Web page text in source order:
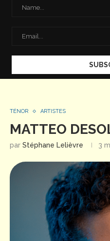
TÉNOR ARTISTES
MATTEO
par Stéphane Lelièvre 3